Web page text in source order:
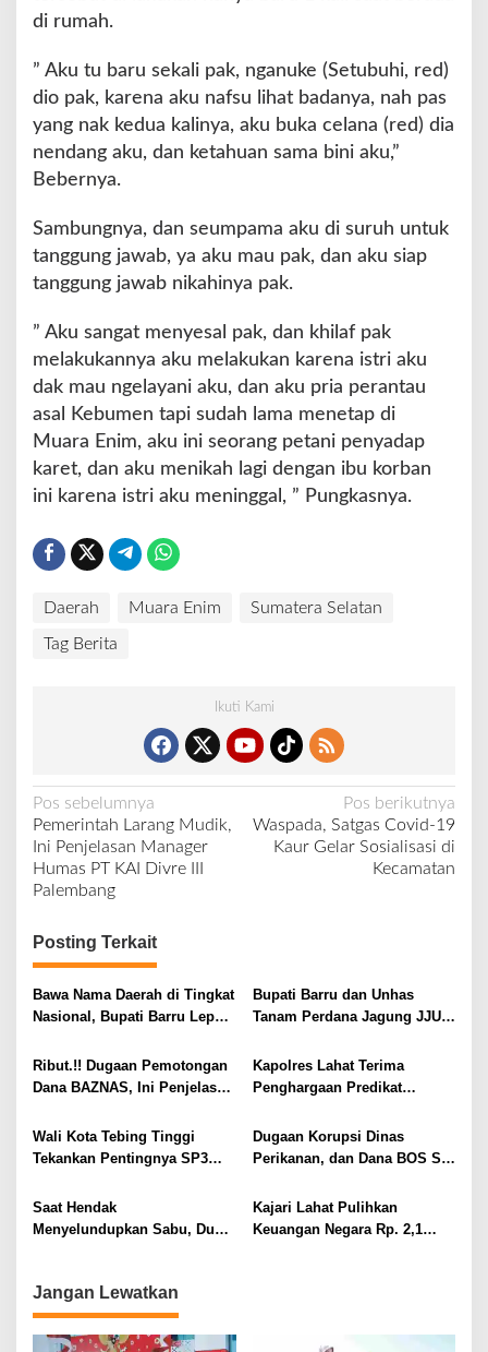
di rumah.
” Aku tu baru sekali pak, nganuke (Setubuhi, red)
dio pak, karena aku nafsu lihat badanya, nah pas
yang nak kedua kalinya, aku buka celana (red) dia
nendang aku, dan ketahuan sama bini aku,”
Bebernya.
Sambungnya, dan seumpama aku di suruh untuk
tanggung jawab, ya aku mau pak, dan aku siap
tanggung jawab nikahinya pak.
” Aku sangat menyesal pak, dan khilaf pak
melakukannya aku melakukan karena istri aku
dak mau ngelayani aku, dan aku pria perantau
asal Kebumen tapi sudah lama menetap di
Muara Enim, aku ini seorang petani penyadap
karet, dan aku menikah lagi dengan ibu korban
ini karena istri aku meninggal, ” Pungkasnya.
Daerah Muara Enim Sumatera Selatan
Tag Berita
Ikuti Kami
N
a
v
i
g
a
s
i
p
o
Pos sebelumnya
Pemerintah Larang Mudik,
Ini Penjelasan Manager
Humas PT KAI Divre III
Palembang
Pos berikutnya
Waspada, Satgas Covid-19
Kaur Gelar Sosialisasi di
Kecamatan
Posting Terkait
Bawa Nama Daerah di Tingkat
Nasional, Bupati Barru Lepas
XII
Bupati Barru dan Unhas
Tanam Perdana Jagung JJUH,
dan Kesejahteraan Petani
Ribut.!! Dugaan Pemotongan
Dana BAZNAS, Ini Penjelasan
Kapolres Lahat Terima
Penghargaan Predikat
Sumsel Tahun 2026
Wali Kota Tebing Tinggi
Tekankan Pentingnya SP3
Dugaan Korupsi Dinas
Perikanan, dan Dana BOS SD
Terus Dipertajam Kajari Lahat
Saat Hendak
Menyelundupkan Sabu, Dua
Kajari Lahat Pulihkan
Keuangan Negara Rp. 2,1
Jangan Lewatkan